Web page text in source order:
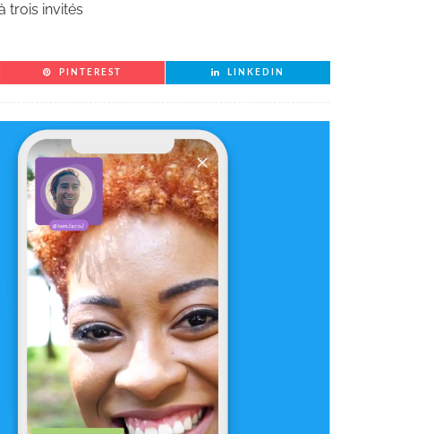
trois invités
PINTEREST LINKEDIN